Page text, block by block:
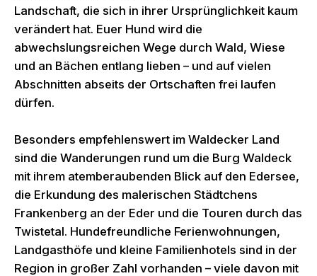
Landschaft, die sich in ihrer Ursprünglichkeit kaum
verändert hat. Euer Hund wird die
abwechslungsreichen Wege durch Wald, Wiese
und an Bächen entlang lieben – und auf vielen
Abschnitten abseits der Ortschaften frei laufen
dürfen.
Besonders empfehlenswert im Waldecker Land
sind die Wanderungen rund um die Burg Waldeck
mit ihrem atemberaubenden Blick auf den Edersee,
die Erkundung des malerischen Städtchens
Frankenberg an der Eder und die Touren durch das
Twistetal. Hundefreundliche Ferienwohnungen,
Landgasthöfe und kleine Familienhotels sind in der
Region in großer Zahl vorhanden – viele davon mit